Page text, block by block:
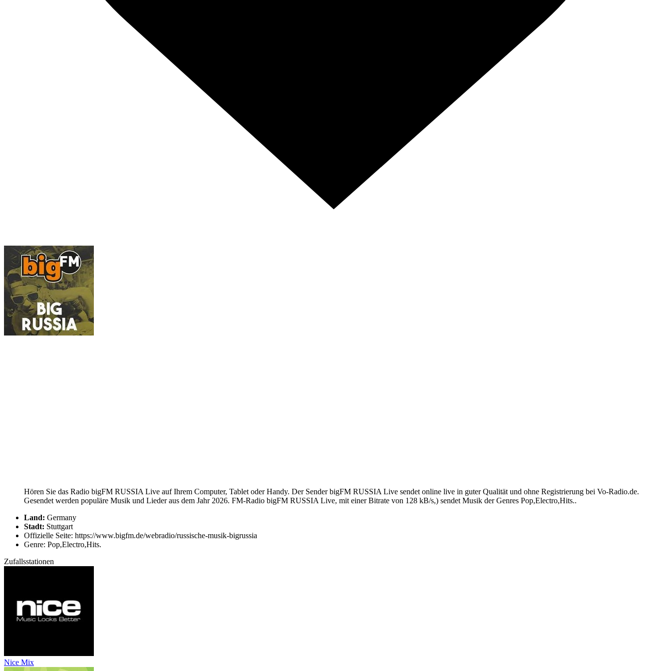
Hören Sie das Radio bigFM RUSSIA Live auf Ihrem Computer, Tablet oder Handy. Der Sender bigFM RUSSIA Live sendet online live in guter Qualität und ohne Registrierung bei Vo-Radio.de.
Gesendet werden populäre Musik und Lieder aus dem Jahr 2026. FM-Radio bigFM RUSSIA Live, mit einer Bitrate von 128 kB/s,) sendet Musik der Genres Pop,Electro,Hits..
Land: Germany
Stadt: Stuttgart
Offizielle Seite: https://www.bigfm.de/webradio/russische-musik-bigrussia
Genre: Pop,Electro,Hits.
Zufallsstationen
Nice Mix